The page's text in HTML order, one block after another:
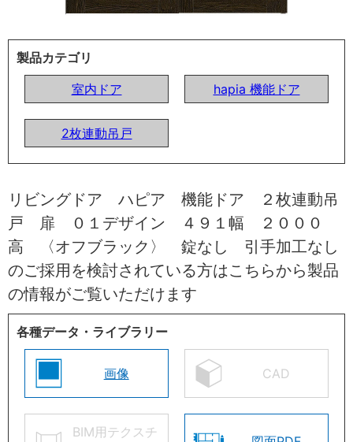
製品カテゴリ
室内ドア
hapia 機能ドア
2枚連動吊戸
リビングドア ハピア 機能ドア ２枚連動吊
戸 扉 ０１デザイン ４９１幅 ２０００
高 〈オフブラック〉 錠なし 引手加工なし
のご採用を検討されている方はこちらから製品
の情報がご覧いただけます
各種データ・ライブラリー
画像 CAD
BIM用テクスチ